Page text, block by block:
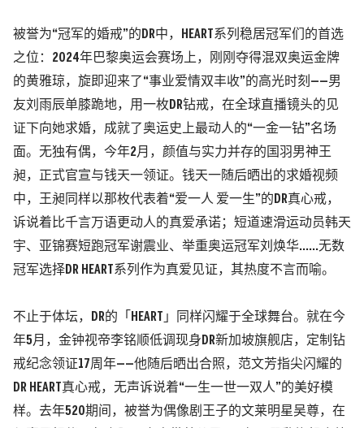
被誉为“冠军的婚戒” 的DR中，HEART系列稳居冠军们的首选
之位：2024年巴黎奥运会赛场上，刚刚夺得混双奥运金牌
的黄雅琼 ，旋即迎来了 “事业爱情双丰收” 的高光时刻 ——男
友刘雨辰单膝跪地，用一枚DR钻戒，在全球直播镜头的见
证下向她求婚，成就了奥运史上最动人的“一金一钻”名场
面。无独有偶，今年2月，颜值与实力并存的 国羽男神王
昶 ，正式官宣与钱天一领证。钱天一随后晒出的求婚视频
中，王昶同样以那枚代表着“爱一人 爱一生” 的DR真心戒，
诉说着比千言万语更动人的真爱承诺；短道速滑运动员韩天
宇、亚锦赛短跑冠军谢震业、举重奥运冠军刘焕华......无数
冠军选择DR HEART系列作为真爱见证，其热度不言而喻。
不止于体坛，
DR的「HEART」同样闪耀于全球舞台。就在今
年5月， 金钟视帝李铭顺低调现身 DR新加坡旗舰店，定制钻
戒纪念领证17周年——他随后晒出合照，范文芳指尖闪耀的
DR HEART真心戒，无声诉说着“一生一世一双人” 的美好模
样。去年520期间，被誉为偶像剧王子的文莱明星吴尊，在